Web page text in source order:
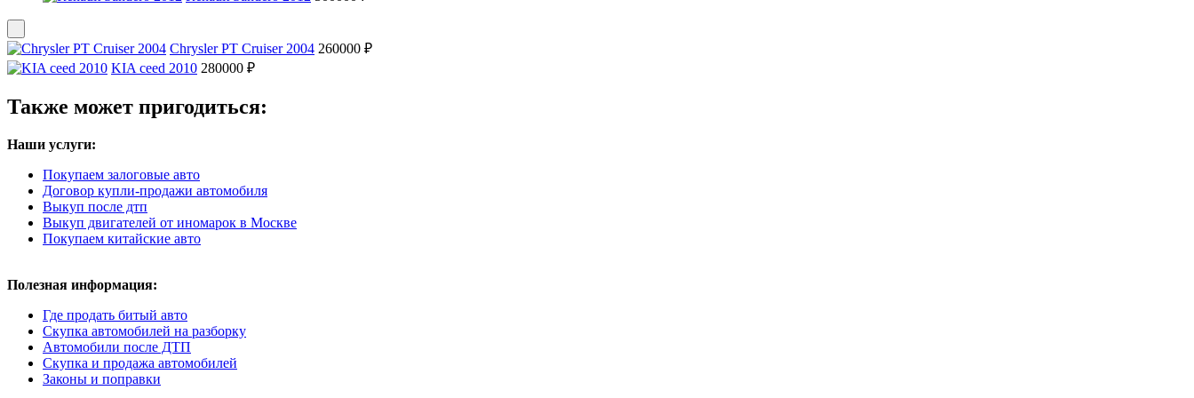
Chrysler PT Cruiser 2004 260000 ₽
KIA ceed 2010 280000 ₽
Также может пригодиться:
Наши услуги:
Покупаем залоговые авто
Договор купли-продажи автомобиля
Выкуп после дтп
Выкуп двигателей от иномарок в Москве
Покупаем китайские авто
Полезная информация:
Где продать битый авто
Скупка автомобилей на разборку
Автомобили после ДТП
Скупка и продажа автомобилей
Законы и поправки